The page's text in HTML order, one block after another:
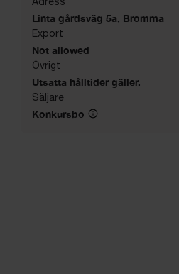
Linta gårdsväg 5a, Bromma
Export
Not allowed
Övrigt
Utsatta hålltider gäller.
Säljare
Konkursbo